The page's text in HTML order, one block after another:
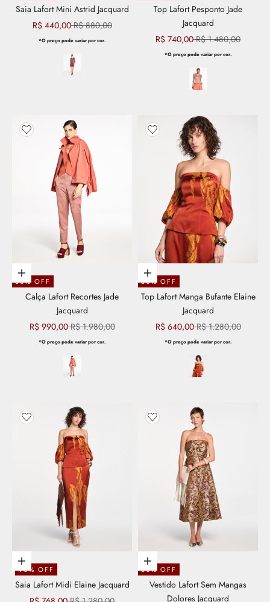
Saia Lafort Mini Astrid Jacquard
Preço promocional
R$ 440,00Preço normal
R$ 880,00
*O preço pode variar por cor.
Top Lafort Pesponto Jade
Jacquard
Preço promocional
R$ 740,00Preço normal
R$ 1.480,00
*O preço pode variar por cor.
Adicionar aos favoritos
Escolher opções
50% OFF
Calça Lafort Recortes Jade
Jacquard
Preço promocional
R$ 990,00Preço normal
R$ 1.980,00
*O preço pode variar por cor.
Adicionar aos favoritos
Escolher opções
50% OFF
Top Lafort Manga Bufante Elaine
Jacquard
Preço promocional
R$ 640,00Preço normal
R$ 1.280,00
*O preço pode variar por cor.
Adicionar aos favoritos
Escolher opções
40% OFF
Saia Lafort Midi Elaine Jacquard
Adicionar aos favoritos
Escolher opções
50% OFF
Vestido Lafort Sem Mangas
Dolores Jacquard